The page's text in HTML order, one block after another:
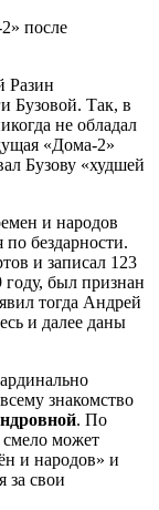
после
Разин
Бузовой. Так, в
не обладал
«Дома-2»
Бузову «худшей
и народов
бездарности.
и записал 123
был признан
тогда Андрей
и далее даны
знакомство
. По
смело может
и народов» и
за свои